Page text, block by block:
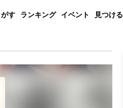
す ランキング イベント 見つける